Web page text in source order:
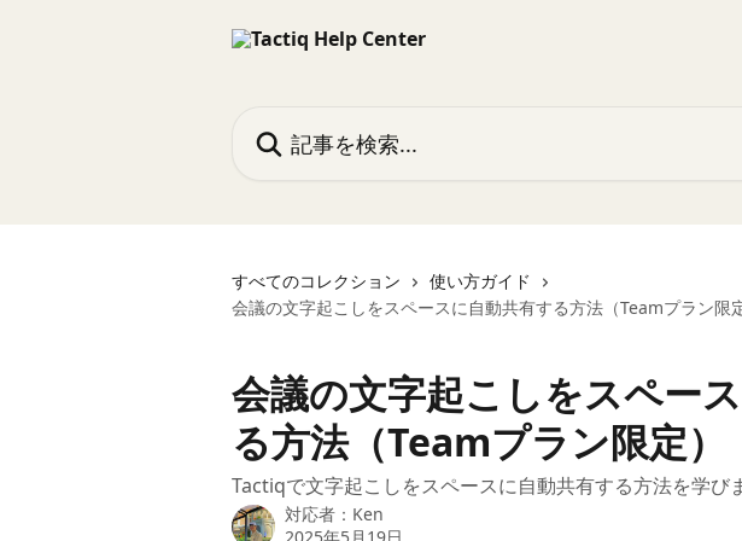
すべてのコレクション
使い方ガイド
会議の文字起こしをスペースに自動共有する方法（Teamプラン限定
会議の文字起こしをスペー
る方法（Teamプラン限定）
Tactiqで文字起こしをスペースに自動共有する方法を学び
対応者： Ken